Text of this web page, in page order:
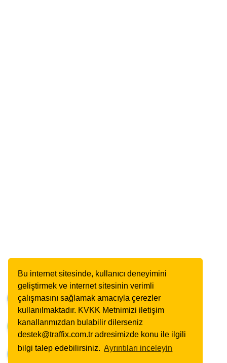
Bu internet sitesinde, kullanıcı deneyimini
geliştirmek ve internet sitesinin verimli
çalışmasını sağlamak amacıyla çerezler
kullanılmaktadır. KVKK Metnimizi iletişim
kanallarımızdan bulabilir dilerseniz
destek@traffix.com.tr adresimizde konu ile ilgili
bilgi talep edebilirsiniz. Ayrıntıları inceleyin